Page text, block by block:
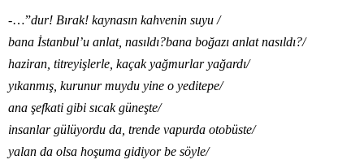
-…”dur! Bırak! kaynasın kahvenin suyu /
bana İstanbul’u anlat, nasıldı?bana boğazı anlat nasıldı?/
haziran, titreyişlerle, kaçak yağmurlar yağardı/
yıkanmış, kurunur muydu yine o yeditepe/
ana şefkati gibi sıcak güneşte/
insanlar gülüyordu da, trende vapurda otobüste/
yalan da olsa hoşuma gidiyor be söyle/